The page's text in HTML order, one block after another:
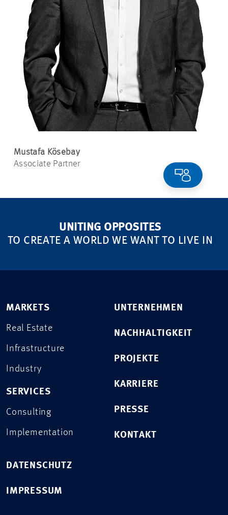
Mustafa Kösebay
Associate Partner
UNITING OPPOSITES
TO CREATE A WORLD WE WANT TO LIVE IN
MARKETS
Real Estate
Infrastructure
Industry
SERVICES
Consulting
Implementation
UNTERNEHMEN
NACHHALTIGKEIT
PROJEKTE
KARRIERE
PRESSE
KONTAKT
DATENSCHUTZ
IMPRESSUM